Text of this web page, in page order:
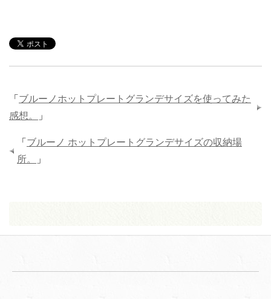
「 ブルーノホットプレートグランデサイズを使ってみた
感想。
」
「 ブルーノ ホットプレートグランデサイズの収納場
所。
」